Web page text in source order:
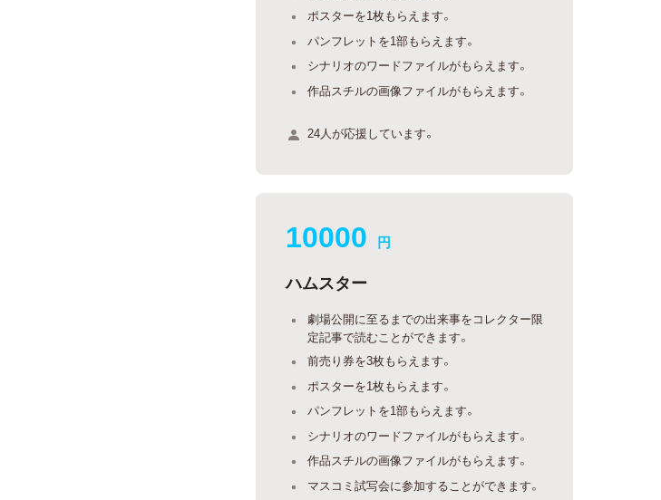
ポスターを1枚もらえます。
パンフレットを1部もらえます。
シナリオのワードファイルがもらえます。
作品スチルの画像ファイルがもらえます。
24人が応援しています。
10000 円
ハムスター
劇場公開に至るまでの出来事をコレクター限
定記事で読むことができます。
前売り券を3枚もらえます。
ポスターを1枚もらえます。
パンフレットを1部もらえます。
シナリオのワードファイルがもらえます。
作品スチルの画像ファイルがもらえます。
マスコミ試写会に参加することができます。